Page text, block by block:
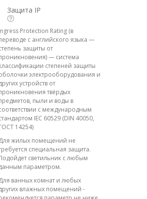
Защита IP
Protection Rating (в
с английского языка —
защиты от
— система
степеней защиты
электрооборудования и
устройств от
твёрдых
пыли и воды в
с международным
IEC 60529 (DIN 40050,
14254)
жилых помещений не
специальная защита.
светильник с любым
параметром.
ванных комнат и любых
влажных помещений -